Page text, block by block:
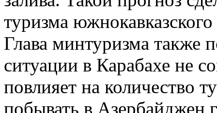
туризма
Глава минтуризма также
ситуации в Карабахе не
повлияет на количество
побывать в